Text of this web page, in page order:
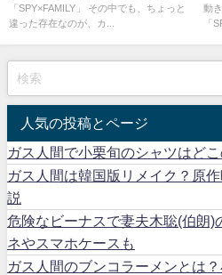
「SPY×FAMILY」 その中でも、ちょっと
違った存在なのが、カ...
動
「
人気の投稿とページ
ガス人間で小栗旬のシャツはど
ガス人間は韓国版リメイク？原
説
危険なビーナスで妻夫木聡(伯朗)
ネやスマホケースも
ガス人間のブンコラーメンとは